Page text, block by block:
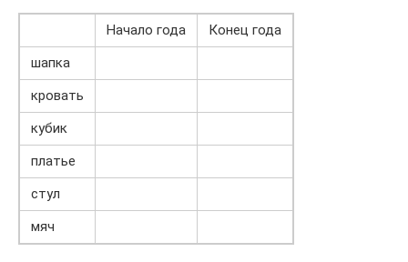
Начало года
Конец года
шапка
кровать
кубик
платье
стул
мяч